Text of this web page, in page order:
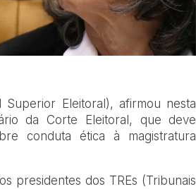
Eleitoral), afirmou nesta
da Corte Eleitoral, que deve
conduta ética à magistratura
presidentes dos TREs (Tribunais